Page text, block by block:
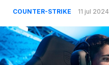
COUNTER-STRIKE 11 jul 2024